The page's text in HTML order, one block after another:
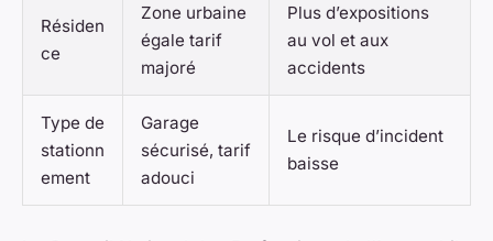
Résiden
ce
Zone urbaine
égale tarif
majoré
Plus d’expositions
au vol et aux
accidents
Type de
stationn
ement
Garage
sécurisé, tarif
adouci
Le risque d’incident
baisse